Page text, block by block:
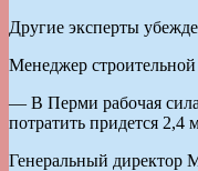
Другие эксперты
Менеджер
— В Перми рабочая сила
потратить придется
Генеральный директор